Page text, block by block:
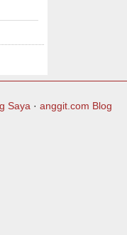
Saya · anggit.com Blog